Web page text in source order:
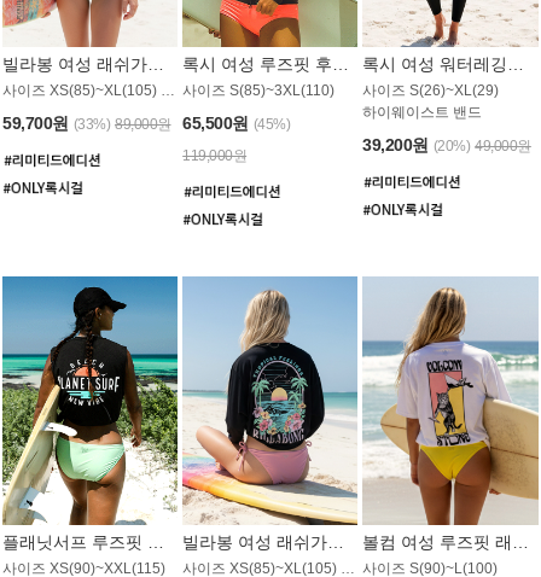
59,700원 (33%) 89,000원
사이즈 S(85)~3XL(110)
65,500원 (45%)
119,000원
사이즈 S(26)~XL(29)
하이웨이스트 밴드
39,200원 (20%) 49,000원
사이즈 XS(90)~XXL(115) 사이즈 XS(85)~XL(105) / 오버핏 사이즈 S(90)~L(100)